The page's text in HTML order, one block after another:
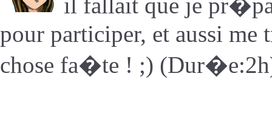
pour participer, et aussi me
chose fa�te ! ;)